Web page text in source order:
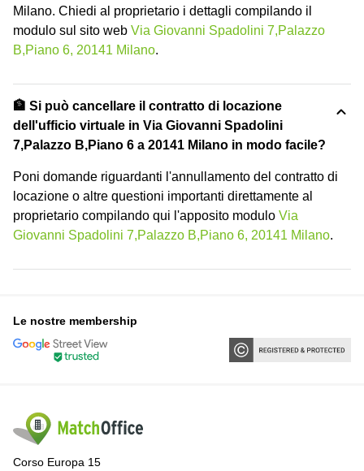
Milano. Chiedi al proprietario i dettagli compilando il
modulo sul sito web Via Giovanni Spadolini 7,Palazzo
B,Piano 6, 20141 Milano.
🏦 Si può cancellare il contratto di locazione
dell'ufficio virtuale in Via Giovanni Spadolini
7,Palazzo B,Piano 6 a 20141 Milano in modo facile?
Poni domande riguardanti l'annullamento del contratto di
locazione o altre questioni importanti direttamente al
proprietario compilando qui l'apposito modulo Via
Giovanni Spadolini 7,Palazzo B,Piano 6, 20141 Milano.
Le nostre membership
Corso Europa 15